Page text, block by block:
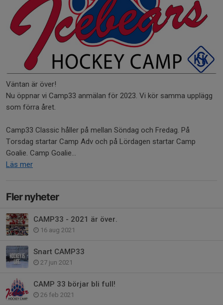
Väntan är över!
Nu öppnar vi Camp33 anmälan för 2023. Vi kör samma upplägg
som förra året.
Camp33 Classic håller på mellan Söndag och Fredag. På
Torsdag startar Camp Adv och på Lördagen startar Camp
Goalie. Camp Goalie...
Läs mer
Fler nyheter
CAMP33 - 2021 är över.
16 aug 2021
Snart CAMP33
27 jun 2021
CAMP 33 börjar bli full!
26 feb 2021